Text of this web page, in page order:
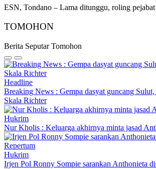
ESN, Tondano – Lama ditunggu, roling
TOMOHON
Berita Seputar Tomohon
Headline
Breaking News : Gempa dasyat guncang
Skala Richter
Hukrim
Nur Kholis : Keluarga akhirnya minta jasad
Hukrim
Irjen Pol Ronny Sompie sarankan Anthonieta